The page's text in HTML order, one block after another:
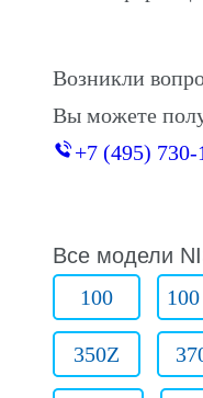
Возникли
Вы можете
+7 (495) 730-
Все модели
100
350Z